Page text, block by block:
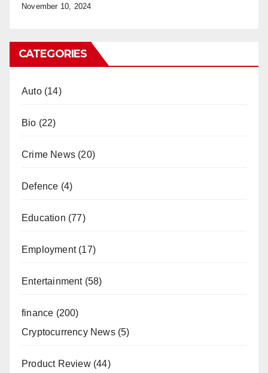
November 10, 2024
CATEGORIES
Auto(14)
Bio (22)
Crime News (20)
Defence (4)
Education (77)
Employment(17)
Entertainment(58)
finance (200)
Cryptocurrency News(5)
Product Review(44)